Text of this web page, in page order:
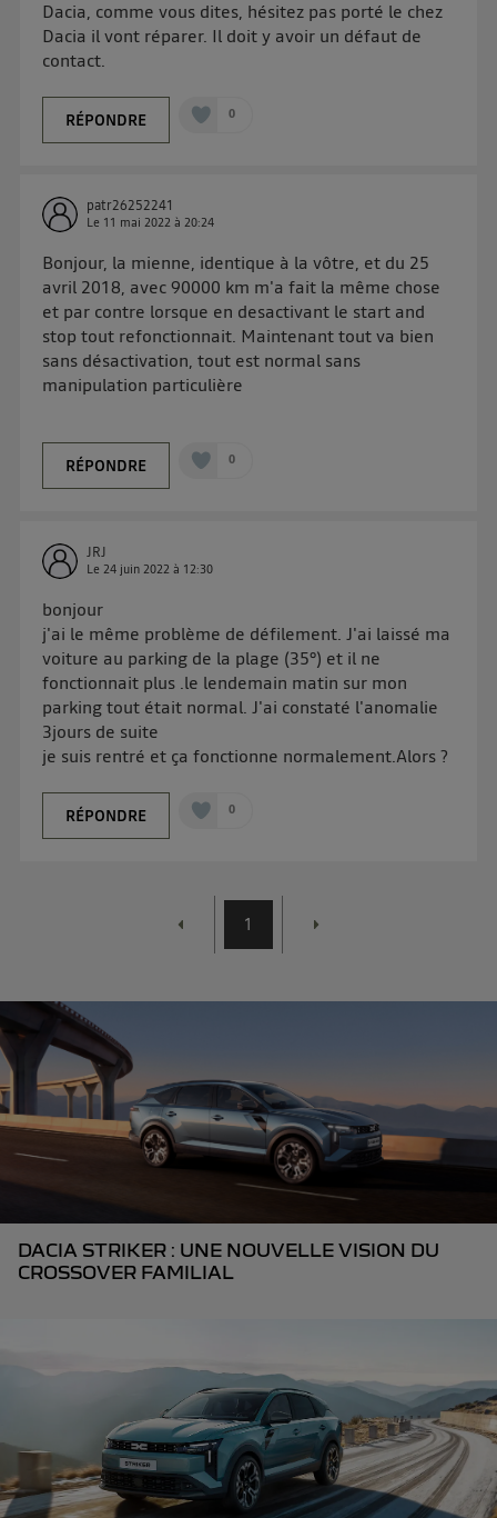
Dacia, comme vous dites, hésitez pas porté le chez
Dacia il vont réparer. Il doit y avoir un défaut de
contact.
RÉPONDRE 0
patr26252241
Le 11 mai 2022 à20:24
Bonjour, la mienne, identique à la vôtre, et du 25
avril 2018, avec 90000 km m'a fait la même chose
et par contre lorsque en desactivant le start and
stop tout refonctionnait. Maintenant tout va bien
sans désactivation, tout est normal sans
manipulation particulière
RÉPONDRE 0
JRJ
Le24 juin 2022 à 12:30
bonjour
j'ai le même problème de défilement. J'ai laissé ma
voiture au parking de la plage (35°) et il ne
fonctionnait plus .le lendemain matin sur mon
parking tout était normal. J'ai constaté l'anomalie
3jours de suite
je suis rentré et ça fonctionne normalement.Alors ?
RÉPONDRE 0
1
DACIA STRIKER : UNE NOUVELLE VISION DU
CROSSOVER FAMILIAL